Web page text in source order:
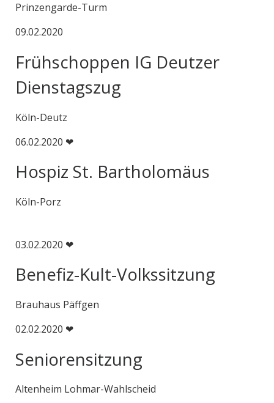
Prinzengarde-Turm
09.02.2020
Frühschoppen IG Deutzer
Dienstagszug
Köln-Deutz
06.02.2020 ❤
Hospiz St. Bartholomäus
Köln-Porz
03.02.2020 ❤
Benefiz-Kult-Volkssitzung
Brauhaus Päffgen
02.02.2020 ❤
Seniorensitzung
Altenheim Lohmar-Wahlscheid